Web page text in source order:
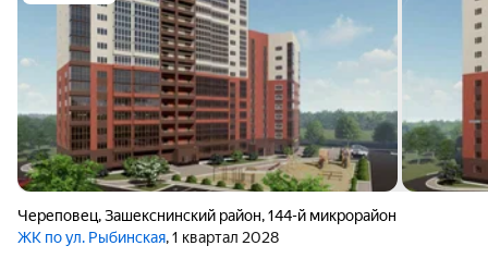
Череповец,Зашекснинский район,144-й микрорайон
ЖК по ул. Рыбинская, 1 квартал 2028